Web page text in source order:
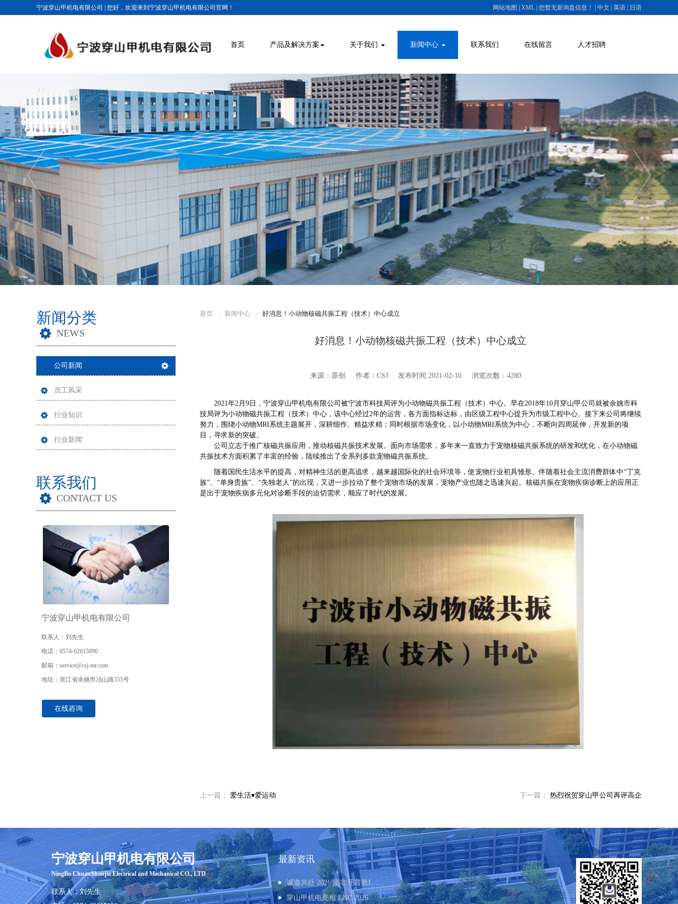
宁波穿山甲机电有限公司 您好，欢迎来到宁波穿山甲机电有限公司官网！ 网站地图 XML 您暂无新询盘信息 ！ | 中文 | 英语 | 日语
首页 产品及解决方案 关于我们 新闻中心 联系我们 在线留言 人才招聘
首页 新闻中心 好消息！小动物核磁共振工程（技术）中心成立
好消息！小动物核磁共振工程（技术）中心成立
来源 ： 原创 作者 ： CSJ 发布时间 :2021-02-10 浏览次数 ： 4280
2021年2月 9 日，宁波穿山甲机电有限公司被宁波市科技局评为小动物磁共振工程（技术）中心。早在2018年10月穿山甲公司就被余姚市科
技局评为小动物磁共振工程（技术）中心，该中心经过2年的运营，各方面指标达标，由区级工程中心提升为市级工程中心。接下来公司将继续
努力， 围绕小动物MRI系统主题展开，深耕细作、精益求精；同时根据市场变化，以小动物MRI系统为中心，不断向四周延伸，开发新的项
目，寻求新的突破。
公司立志于推广核磁共振应用，推动核磁共振技术发展。 面向市场需求，多年来一直致力于宠物核磁共振系统的研发和优化 ， 在小动物磁
共振技术方面积累了丰富的经验 ， 陆续推出了全系列多款宠物磁共振系统。
随着国民生活水平的提高，对精神生活的更高追求，越来越国际化的社会环境等，使宠物行业初具雏形。伴随着社会主流消费群体中“丁克
族”、“单身贵族”、“失独老人”的出现，又进一步拉动了整个宠物市场的发展，宠物产业也随之迅速兴起。核磁共振在宠物疾病诊断上的应用正
是出于宠物疾病多元化对诊断手段的迫切需求，顺应了时代的发展。
上一篇 ： 爱生活￭爱运动 下一篇 ： 热烈祝贺穿山甲公司再评高企
新闻分类
NEWS
公司新闻
员工风采
行业知识
行业新闻
联系我们
CONTACT US
宁波穿山甲机电有限公司
联系人 ：刘先生
电话 ：0574-62615090
邮箱 ：service@csj-mr.com
地址 ： 浙江省余姚市冶山路555号
在线咨询
宁波穿山甲机电有限公司
​NingBo ChuanShanjia Electrical and Mechanical CO., LTD
联系人：刘先生
最新资讯
诚邀共赴 2026 南非开普敦I……
穿山甲机电亮相 ENC 2026……